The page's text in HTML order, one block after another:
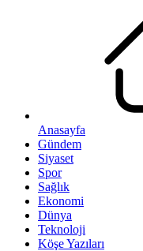
Anasayfa
Gündem
Siyaset
Spor
Sağlık
Ekonomi
Dünya
Teknoloji
Köşe Yazıları